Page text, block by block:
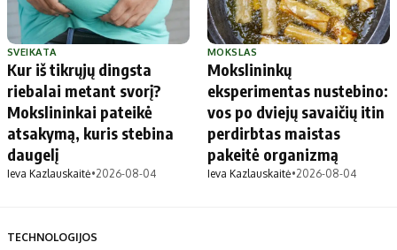
SVEIKATA
Kur iš tikrųjų dingsta
riebalai metant svorį?
Mokslininkai pateikė
atsakymą, kuris stebina
daugelį
Ieva Kazlauskaitė•2026-08-04
MOKSLAS
Mokslininkų
eksperimentas nustebino:
vos po dviejų savaičių itin
perdirbtas maistas
pakeitė organizmą
Ieva Kazlauskaitė•2026-08-04
TECHNOLOGIJOS